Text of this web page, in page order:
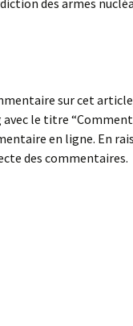
des armes
sur cet
le titre
en ligne. En
des commentaires.